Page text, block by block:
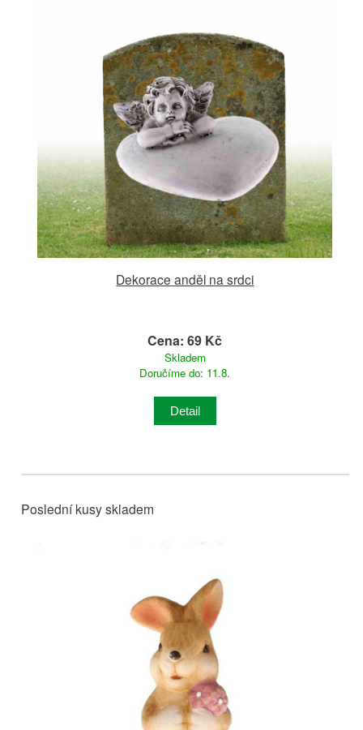
Dekorace anděl na srdci
Cena: 69 Kč
Skladem
Doručíme do: 11.8.
Detail
Poslední kusy skladem